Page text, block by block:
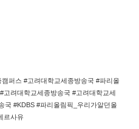
퍼스 #고려대학교세종방송국 #파리올
고려대학교세종방송국 #고려대학교세
국 #KDBS #파리올림픽_우리가알던올
르사유